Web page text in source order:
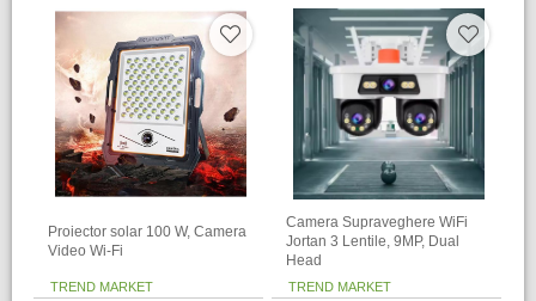
Proiector solar 100 W, Camera
Video Wi-Fi
TREND MARKET
Camera Supraveghere WiFi
Jortan 3 Lentile, 9MP, Dual
Head
TREND MARKET